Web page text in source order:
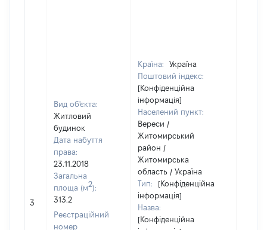
3
Вид об'єкта:
Житловий
будинок
Дата набуття
права:
23.11.2018
Загальна
площа (м2):
313.2
Реєстраційний
номер
Країна:
Україна
Поштовий індекс:
[Конфіденційна
інформація]
Населений пункт:
Вереси /
Житомирський
район /
Житомирська
область / Україна
Тип:
[Конфіденційна
інформація]
Назва:
[Конфіденційна